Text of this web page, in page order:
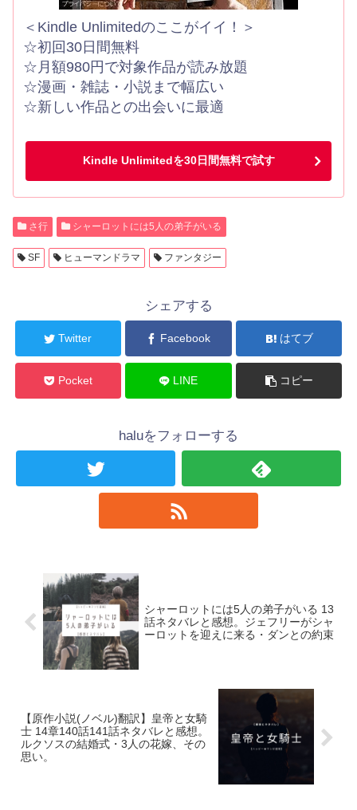
＜Kindle Unlimitedのここがイイ！＞
☆初回30日間無料
☆月額980円で対象作品が読み放題
☆漫画・雑誌・小説まで幅広い
☆新しい作品との出会いに最適
Kindle Unlimitedを30日間無料で試す
さ行 シャーロットには5人の弟子がいる
SF ヒューマンドラマ ファンタジー
シェアする
Twitter Facebook はてブ
Pocket LINE コピー
haluをフォローする
シャーロットには5人の弟子がいる 13
話ネタバレと感想。ジェフリーがシャ
ーロットを迎えに来る・ダンとの約束
【原作小説(ノベル)翻訳】皇帝と女騎
士 14章140話141話ネタバレと感想。
ルクソスの結婚式・3人の花嫁、その
思い。